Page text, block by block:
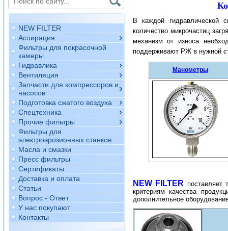
NEW FILTER
Аспирация
Фильтры для покрасочной
камеры
Гидравлика
Вентиляция
Запчасти для компрессоров и
насосов
Подготовка сжатого воздуха
Спецтехника
Прочие фильтры
Фильтры для
электроэрозионных станков
Масла и смазки
Пресс фильтры
Сертификаты
Доставка и оплата
Статьи
Вопрос - Ответ
У нас покупают
Контакты
В каждой гидравлической
количество микрочастиц
механизм от износа
поддерживают РЖ в нужной
Манометры
NEW FILTER поставляет
критериям качества
дополнительное